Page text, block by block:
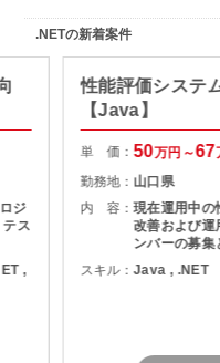
.NETの新着案件
ジ
ス
,
性能評価システ
【Java】
単 価：50万円～67
勤務地： 山口県
内 容：現在運用中の
改善および運
ンバーの募集となり
ている課題を
す。
スキル：Java , .NET